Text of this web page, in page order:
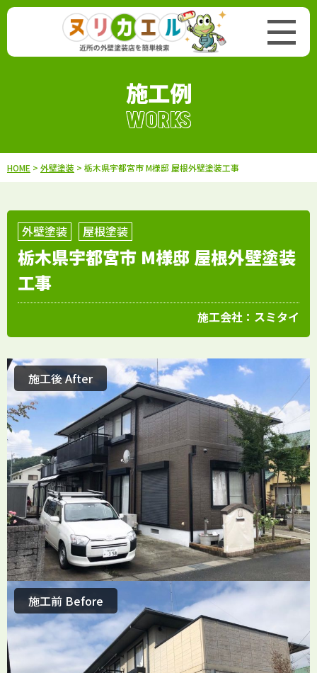
施工例
WORKS
HOME > 外壁塗装 > 栃木県宇都宮市 M様邸 屋根外壁塗装工事
外壁塗装 屋根塗装
栃木県宇都宮市 M様邸 屋根外壁塗装
工事
施工会社： スミタイ
施工前 Before
施工後 After